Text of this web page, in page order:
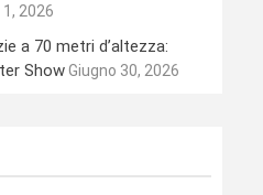
1, 2026
a 70 metri d’altezza:
ShowGiugno 30, 2026